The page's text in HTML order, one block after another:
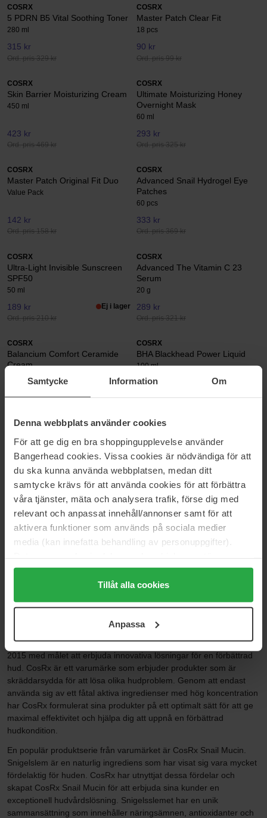
Samtycke Information Om
Denna webbplats använder cookies
För att ge dig en bra shoppingupplevelse använder
Bangerhead cookies. Vissa cookies är nödvändiga för att
du ska kunna använda webbplatsen, medan ditt
samtycke krävs för att använda cookies för att förbättra
våra tjänster, mäta och analysera trafik, förse dig med
relevant och anpassat innehåll/annonser samt för att
aktivera funktioner som används på sociala medier
media (kan innefatta behandling av personuppgifter).
Genom att trycka på "Tillåt alla cookies" accepterar du
alla cookies, medan du under "Detaljer" kan anpassa
användningen av cookies. Du kan när som helst återkalla
samt vår Integritetspolicy.
Tillåt alla cookies
Anpassa
COSRX
5 PDRN B5 Vital Soothing Toner
280 ml
315 kr
Ord. pris 329 kr
COSRX
Master Patch Clear Fit
18 pcs
90 kr
Ord. pris 99 kr
COSRX
Skin Barrier Moisturizing Cream
450 ml
423 kr
Ord. pris 469 kr
COSRX
Ultimate Moisturizing Honey
Overnight Mask
60 ml
293 kr
Ord. pris 325 kr
COSRX
Master Patch Original Fit Duo
Value Pack
142 kr
Ord. pris 158 kr
COSRX
Advanced Snail Hydrogel Eye
Patches
60 pcs
333 kr
Ord. pris 369 kr
COSRX
Ultra-Light Invisible Sunscreen
SPF50
50 ml
189 kr
Ord. pris 210 kr
Ej i lager
COSRX
Advanced The Vitamin C 23
Serum
20 g
289 kr
Ord. pris 321 kr
COSRX
Balancium Comfort Ceramide
Cream
COSRX
BHA Blackhead Power Liquid
100 ml
Advanced Snail Radiance Dual
80 ml
Ord. pris 369 kr
Low pH Good Morning Gel
Cleanser
185 kr
Sida 1 av 3 Nästa
Visa fler
COSRX
CosRx Genom att kombinera insikter från skönhetsbranschen
(COS) och den farmaceutiska branschen (RX), skapades CosRx år
2015 med målet att erbjuda innovativa lösningar för en förbättrad
hud. CosRx är ett varumärke som erbjuder produkter som är
skräddarsydda för att lösa olika hudproblem. Genom att endast
använda sig av ett fåtal aktiva ingredienser med hög koncentration
har CosRx formulerat sina produkter på ett optimalt sätt för att ge
maximal effektivitet och hjälpa dig att uppnå en förbättrad
hudkondition.
En populär produktserie från varumärket är CosRx Snail Mucin.
Snigelslem är en naturlig ingrediens som har visat sig vara mycket
fördelaktig för huden. CosRx har utnyttjat dessa fördelar och
skapat CosRx Snail Mucin för att erbjuda sina kunder en
exceptionell hudvårdslösning. Snigelsslemet har en unik
sammansättning som innehåller näringsämnen, antioxidanter och